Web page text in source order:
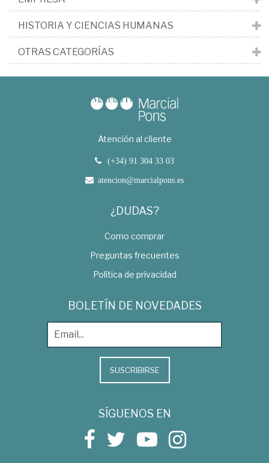
HISTORIA Y CIENCIAS HUMANAS
OTRAS CATEGORÍAS
Atención al cliente
(+34) 91 304 33 03
atencion@marcialpons.es
¿DUDAS?
Como comprar
Preguntas frecuentes
Política de privacidad
BOLETÍN DE NOVEDADES
SUSCRIBIRSE
SÍGUENOS EN